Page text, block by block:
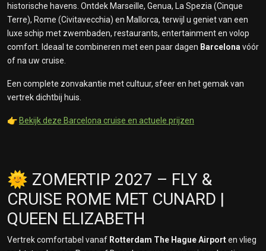
historische havens. Ontdek Marseille, Genua, La Spezia (Cinque
Terre), Rome (Civitavecchia) en Mallorca, terwijl u geniet van een
luxe schip met zwembaden, restaurants, entertainment en volop
comfort. Ideaal te combineren met een paar dagen Barcelona vóór
of na uw cruise.
Een complete zonvakantie met cultuur, sfeer en het gemak van
vertrek dichtbij huis.
👉Bekijk deze Barcelona cruise en actuele prijzen
🌞 ZOMERTIP 2027 – FLY &
CRUISE ROME MET CUNARD |
QUEEN ELIZABETH
Vertrek comfortabel vanaf Rotterdam The Hague Airporten vlieg